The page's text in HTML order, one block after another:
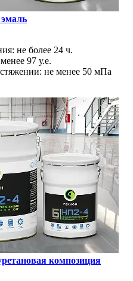
не более 24 ч.
97 у.е.
не менее 50 мПа
композиция